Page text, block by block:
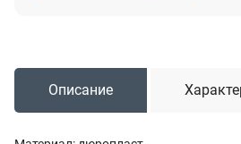
Описание